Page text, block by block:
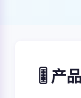
🎚️ 产